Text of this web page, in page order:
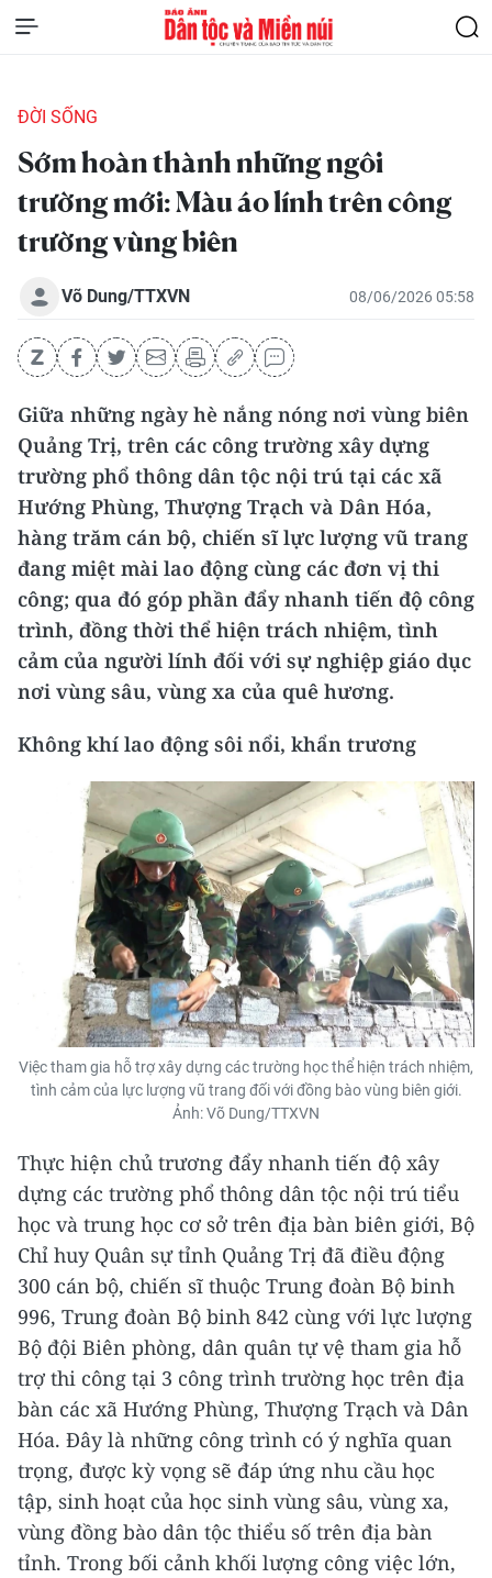
ĐỜI SỐNG
Sớm hoàn thành những ngôi
trường mới: Màu áo lính trên công
trường vùng biên
Võ Dung/TTXVN 08/06/2026 05:58
Giữa những ngày hè nắng nóng nơi vùng biên
Quảng Trị, trên các công trường xây dựng
trường phổ thông dân tộc nội trú tại các xã
Hướng Phùng, Thượng Trạch và Dân Hóa,
hàng trăm cán bộ, chiến sĩ lực lượng vũ trang
đang miệt mài lao động cùng các đơn vị thi
công; qua đó góp phần đẩy nhanh tiến độ công
trình, đồng thời thể hiện trách nhiệm, tình
cảm của người lính đối với sự nghiệp giáo dục
nơi vùng sâu, vùng xa của quê hương.
Không khí lao động sôi nổi, khẩn trương
Việc tham gia hỗ trợ xây dựng các trường học thể hiện trách nhiệm,
tình cảm của lực lượng vũ trang đối với đồng bào vùng biên giới.
Ảnh: Võ Dung/TTXVN
Thực hiện chủ trương đẩy nhanh tiến độ xây
dựng các trường phổ thông dân tộc nội trú tiểu
học và trung học cơ sở trên địa bàn biên giới, Bộ
Chỉ huy Quân sự tỉnh Quảng Trị đã điều động
300 cán bộ, chiến sĩ thuộc Trung đoàn Bộ binh
996, Trung đoàn Bộ binh 842 cùng với lực lượng
Bộ đội Biên phòng, dân quân tự vệ tham gia hỗ
trợ thi công tại 3 công trình trường học trên địa
bàn các xã Hướng Phùng, Thượng Trạch và Dân
Hóa. Đây là những công trình có ý nghĩa quan
trọng, được kỳ vọng sẽ đáp ứng nhu cầu học
tập, sinh hoạt của học sinh vùng sâu, vùng xa,
vùng đồng bào dân tộc thiểu số trên địa bàn
tỉnh. Trong bối cảnh khối lượng công việc lớn,